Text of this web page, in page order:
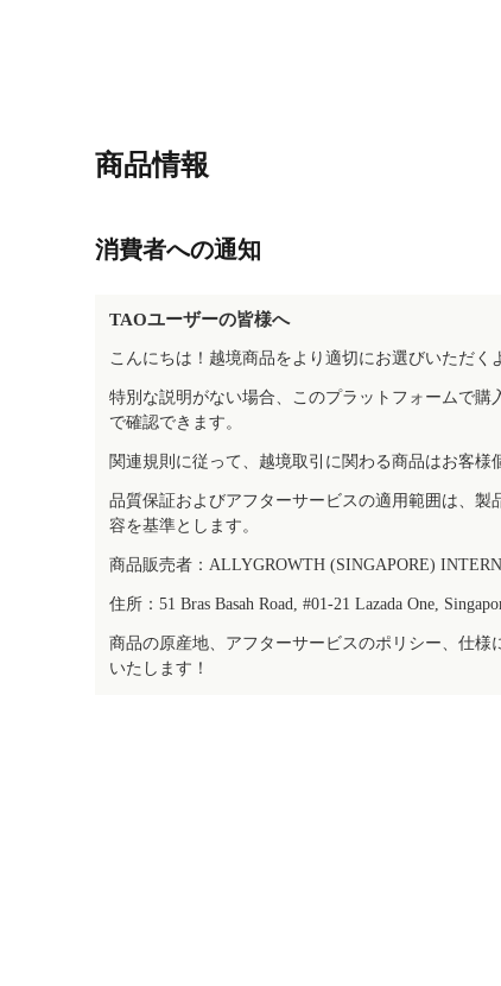
商品情報
消費者への通知
TAOユーザーの皆様へ
こんにちは！越境商品をより適切にお選びいただ
特別な説明がない場合、このプラットフォームで
で確認できます。
関連規則に従って、越境取引に関わる商品はお客様
品質保証およびアフターサービスの適用範囲は、
容を基準とします。
商品販売者：ALLYGROWTH (SINGAPORE)
住所：51 Bras Basah Road, #01-21 Lazada One,
商品の原産地、アフターサービスのポリシー、仕
いたします！